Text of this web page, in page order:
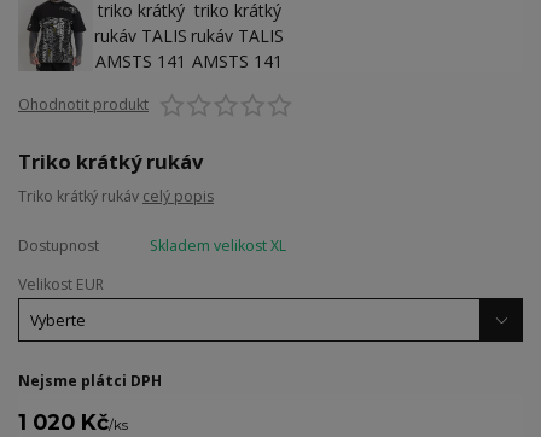
Ohodnotit produkt
Triko krátký rukáv
Triko krátký rukáv celý popis
Dostupnost
Skladem velikost XL
Velikost EUR
Nejsme plátci DPH
1 020 Kč/ks